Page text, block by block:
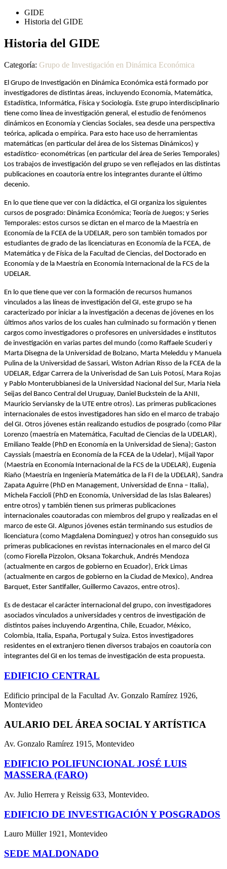
GIDE
Historia del GIDE
Historia del GIDE
Categoría: Grupo de Investigación en Dinámica Económica
El Grupo de Investigación en Dinámica Económica está formado por
investigadores de distintas áreas, incluyendo Economía, Matemática,
Estadística, Informática, Física y Sociología. Este grupo interdisciplinario
tiene como línea de investigación general, el estudio de fenómenos
dinámicos en Economía y Ciencias Sociales, sea desde una perspectiva
teórica, aplicada o empírica. Para esto hace uso de herramientas
matemáticas (en particular del área de los Sistemas Dinámicos) y
estadístico- econométricas (en particular del área de Series Temporales)
Los trabajos de investigación del grupo se ven reflejados en las distintas
publicaciones en coautoría entre los integrantes durante el último
decenio.
En lo que tiene que ver con la didáctica, el GI organiza los siguientes
cursos de posgrado: Dinámica Económica; Teoría de Juegos; y Series
Temporales: estos cursos se dictan en el marco de la Maestría en
Economía de la FCEA de la UDELAR, pero son también tomados por
estudiantes de grado de las licenciaturas en Economía de la FCEA, de
Matemática y de Física de la Facultad de Ciencias, del Doctorado en
Economía y de la Maestría en Economía Internacional de la FCS de la
UDELAR.
En lo que tiene que ver con la formación de recursos humanos
vinculados a las líneas de investigación del GI, este grupo se ha
caracterizado por iniciar a la investigación a decenas de jóvenes en los
últimos años varios de los cuales han culminado su formación y tienen
cargos como investigadores o profesores en universidades e institutos
de investigación en varias partes del mundo (como Raffaele Scuderi y
Marta Disegna de la Universidad de Bolzano, Marta Meleddu y Manuela
Pulina de la Universidad de Sassari, Wiston Adrian Risso de la FCEA de la
UDELAR, Edgar Carrera de la Univerisdad de San Luis Potosí, Mara Rojas
y Pablo Monterubbianesi de la Universidad Nacional del Sur, Maria Nela
Seijas del Banco Central del Uruguay, Daniel Buckstein de la ANII,
Mauricio Serviansky de la UTE entre otros). Las primeras publicaciones
internacionales de estos investigadores han sido en el marco de trabajo
del GI. Otros jóvenes están realizando estudios de posgrado (como Pilar
Lorenzo (maestría en Matemática, Facultad de Ciencias de la UDELAR),
Emiliano Tealde (PhD en Economía en la Universidad de Siena); Gaston
Cayssials (maestría en Economía de la FCEA de la Udelar), Mijail Yapor
(Maestría en Economía Internacional de la FCS de la UDELAR), Eugenia
Riaño (Maestría en Ingeniería Matemática de la FI de la UDELAR), Sandra
Zapata Aguirre (PhD en Management, Universidad de Enna – Italia),
Michela Faccioli (PhD en Economía, Universidad de las Islas Baleares)
entre otros) y también tienen sus primeras publicaciones
internacionales coautoradas con miembros del grupo y realizadas en el
marco de este GI. Algunos jóvenes están terminando sus estudios de
licenciatura (como Magdalena Dominguez) y otros han conseguido sus
primeras publicaciones en revistas internacionales en el marco del GI
(como Fiorella Pizzolon, Oksana Tokarchuk, Andrés Mendoza
(actualmente en cargos de gobierno en Ecuador), Erick Limas
(actualmente en cargos de gobierno en la Ciudad de Mexico), Andrea
Barquet, Ester Santifaller, Guillermo Cavazos, entre otros).
Es de destacar el carácter internacional del grupo, con investigadores
asociados vinculados a universidades y centros de investigación de
distintos países incluyendo Argentina, Chile, Ecuador, México,
Colombia, Italia, España, Portugal y Suiza. Estos investigadores
residentes en el extranjero tienen diversos trabajos en coautoría con
integrantes del GI en los temas de investigación de esta propuesta.
EDIFICIO CENTRAL
Edificio principal de la Facultad Av. Gonzalo Ramírez 1926,
Montevideo
AULARIO DEL ÁREA SOCIAL Y ARTÍSTICA
Av. Gonzalo Ramírez 1915, Montevideo
EDIFICIO POLIFUNCIONAL JOSÉ LUIS
MASSERA (FARO)
Av. Julio Herrera y Reissig 633, Montevideo.
EDIFICIO DE INVESTIGACIÓN Y POSGRADOS
Lauro Müller 1921, Montevideo
SEDE MALDONADO